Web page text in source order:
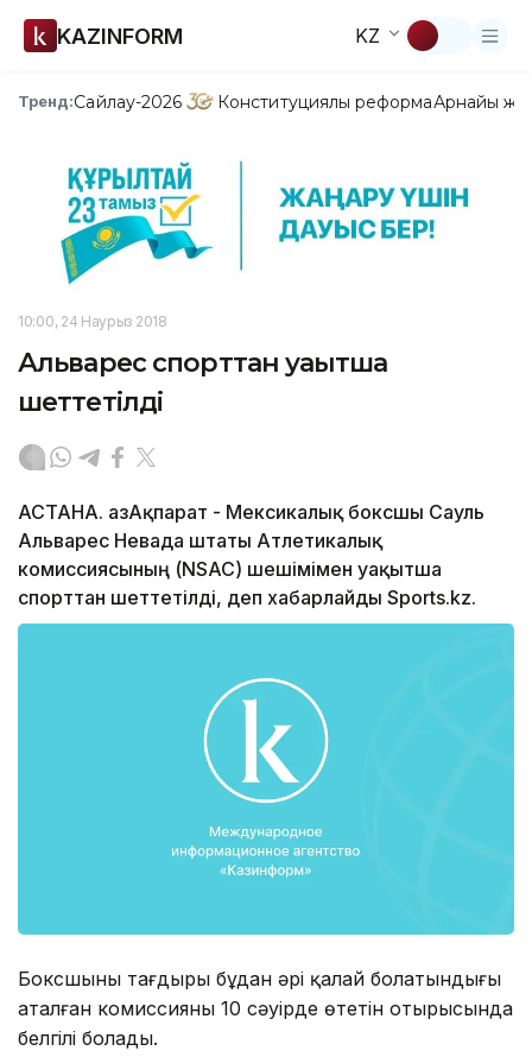
KAZINFORM KZ
Тренд:Сайлау-2026 Конституциялық реформаАрнайы
10:00, 24 Наурыз 2018
Альварес спорттан уақытша
шеттетілді
АСТАНА. ҚазАқпарат - Мексикалық боксшы Сауль
Альварес Невада штаты Атлетикалық
комиссиясының (NSAC) шешімімен уақытша
спорттан шеттетілді, деп хабарлайды Sports.kz.
Боксшының тағдыры бұдан әрі қалай болатындығы
аталған комиссияның 10 сәуірде өтетін отырысында
белгілі болады.